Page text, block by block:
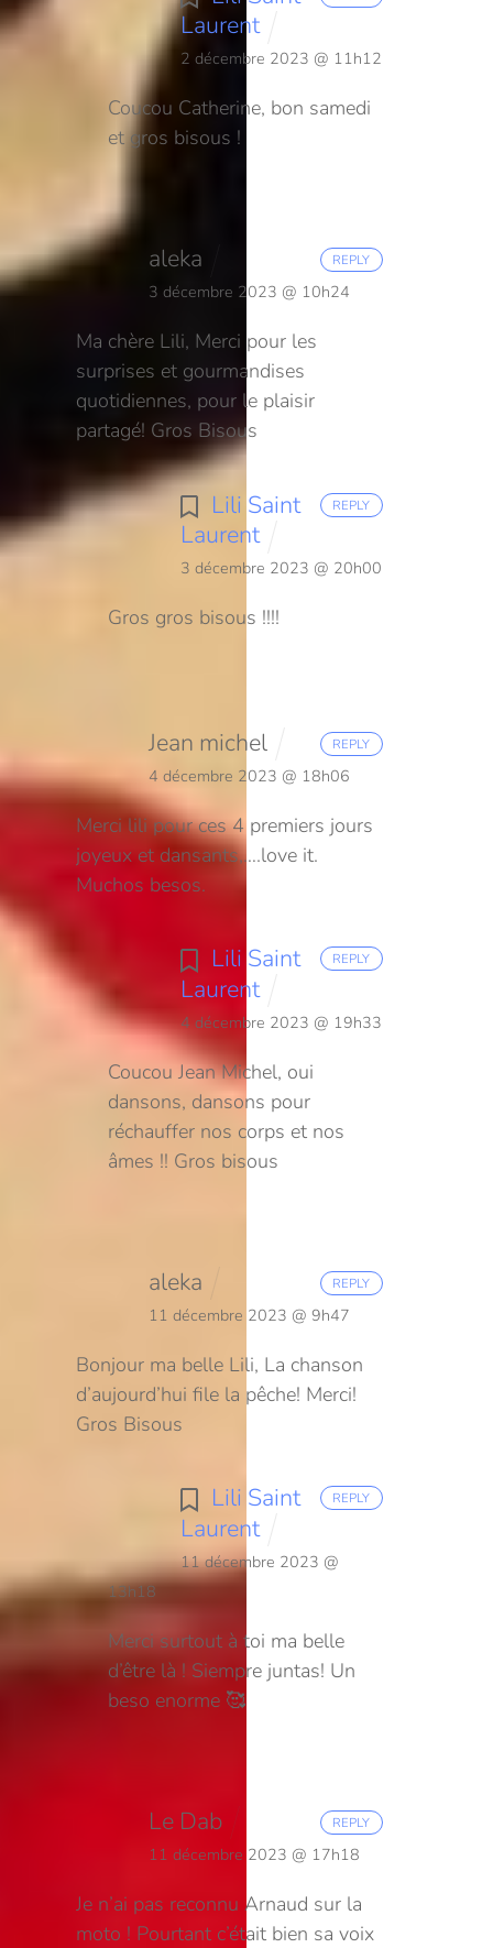
Laurent
2 décembre 2023 @ 11h12
Coucou Catherine, bon samedi
et gros bisous !
aleka
3 décembre 2023 @ 10h24
Ma chère Lili, Merci pour les
surprises et gourmandises
quotidiennes, pour le plaisir
partagé! Gros Bisous
REPLY
Lili Saint
Laurent
3 décembre 2023 @ 20h00
Gros gros bisous !!!!
REPLY
Jean michel
4 décembre 2023 @ 18h06
Merci lili pour ces 4 premiers jours
joyeux et dansants,….love it.
Muchos besos.
REPLY
Lili Saint
Laurent
4 décembre 2023 @ 19h33
Coucou Jean Michel, oui
dansons, dansons pour
réchauffer nos corps et nos
âmes !! Gros bisous
REPLY
aleka
11 décembre 2023 @ 9h47
Bonjour ma belle Lili, La chanson
d’aujourd’hui file la pêche! Merci!
Gros Bisous
REPLY
Lili Saint
Laurent
11 décembre 2023 @
13h18
Merci surtout à toi ma belle
d’être là ! Siempre juntas! Un
beso enorme 🥰
REPLY
Le Dab
11 décembre 2023 @ 17h18
Je n’ai pas reconnu Arnaud sur la
moto ! Pourtant c’était bien sa voix
REPLY